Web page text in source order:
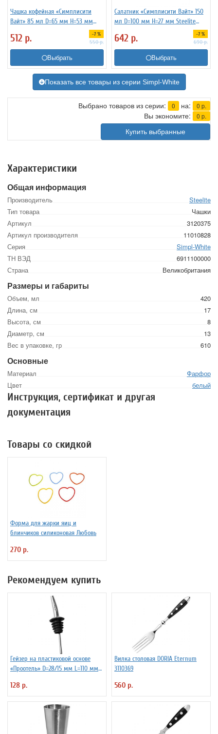
Чашка кофейная «Симплисити
Вайт» 85 мл D=65 мм H=53 мм
512 р. -7 %
550р.
Выбрать
Салатник «Симплисити Вайт» 150
мл D=100 мм H=27 мм Steelite
642 р. -7 %
690р.
Выбрать
Показать все товары из серии Simpl-White
Выбрано товаров из серии: 0 на: 0 р.
Вы экономите: 0 р.
Купить выбранные
Характеристики
Общая информация
Производитель
Steelite
Тип товара
Чашки
Артикул
3120375
Артикул производителя
11010828
Серия
Simpl-White
ТН ВЭД
6911100000
Страна
Великобритания
Размеры и габариты
Объем, мл
420
Длина, см
17
Высота, см
8
Диаметр, см
13
Вес в упаковке, гр
610
Основные
Материал
Фарфор
Цвет
белый
Инструкция, сертификат и другая
документация
Товары со скидкой
Форма для жарки яиц и
блинчиков силиконовая Любовь
270 р.
Рекомендуем купить
Гейзер на пластиковой основе
«Проотель» D=28/15 мм L=110 мм
128 р.
Вилка столовая DORIA Eternum
3110369
560 р.